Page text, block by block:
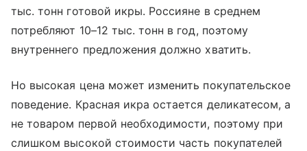
тыс. тонн готовой икры. Россияне в среднем
потребляют 10–12 тыс. тонн в год, поэтому
внутреннего предложения должно хватить.
Но высокая цена может изменить покупательское
поведение. Красная икра остается деликатесом, а
не товаром первой необходимости, поэтому при
слишком высокой стоимости часть покупателей